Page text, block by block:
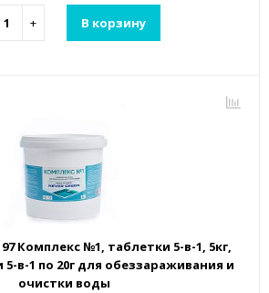
+ В корзину
Комплекс №1, таблетки 5-в-1, 5кг,
в-1 по 20г для обеззараживания и
очистки воды